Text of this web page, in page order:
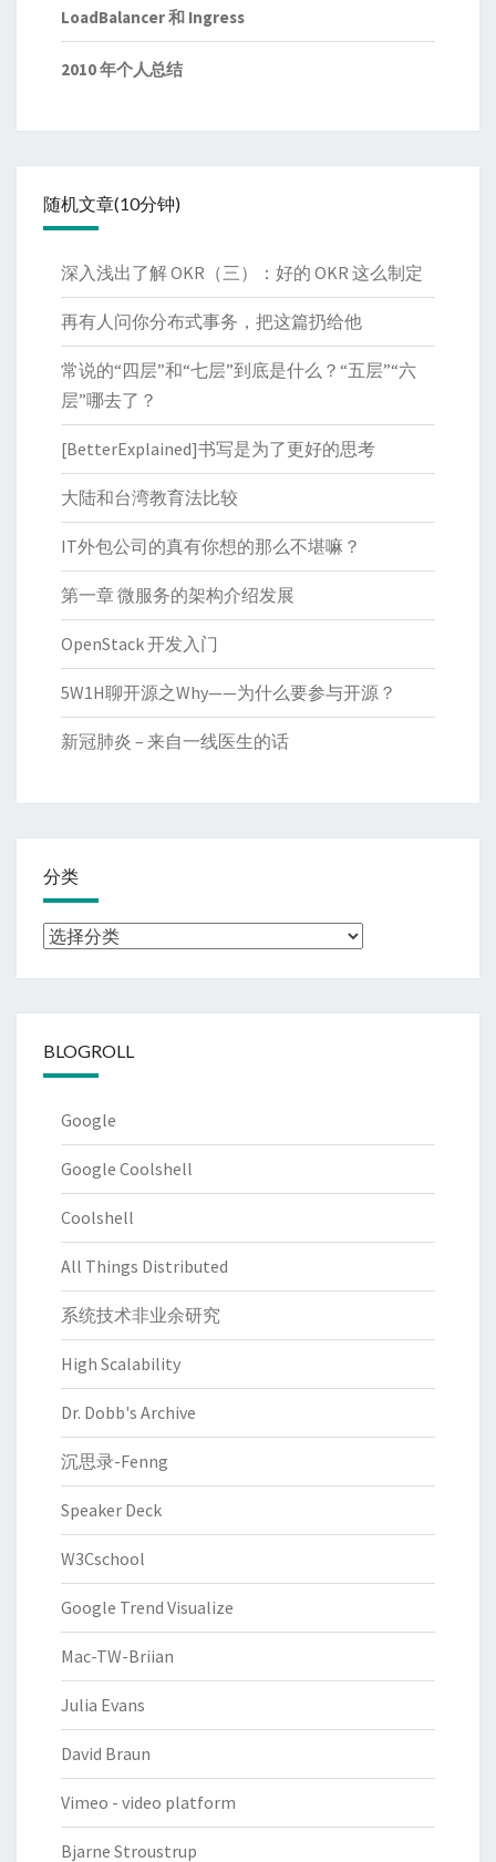
LoadBalancer 和 Ingress
2010 年个人总结
随机文章(10分钟)
深入浅出了解 OKR（三）：好的 OKR 这么制定
再有人问你分布式事务，把这篇扔给他
常说的“四层”和“七层”到底是什么？“五层”“六
层”哪去了？
[BetterExplained]书写是为了更好的思考
大陆和台湾教育法比较
IT外包公司的真有你想的那么不堪嘛？
第一章 微服务的架构介绍发展
OpenStack 开发入门
5W1H聊开源之Why——为什么要参与开源？
新冠肺炎 – 来自一线医生的话
分类
分
BLOGROLL
Google
Google Coolshell
Coolshell
All Things Distributed
系统技术非业余研究
High Scalability
Dr. Dobb's Archive
沉思录-Fenng
Speaker Deck
W3Cschool
Google Trend Visualize
Mac-TW-Briian
Julia Evans
David Braun
Vimeo - video platform
Bjarne Stroustrup